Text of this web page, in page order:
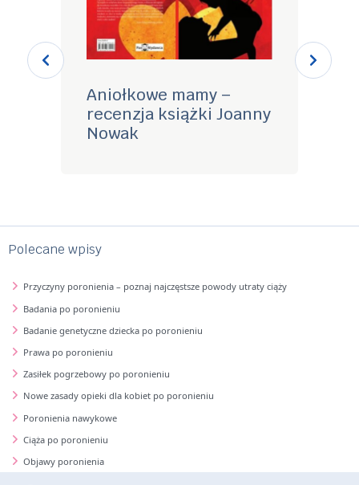
Aniołkowe mamy –
recenzja książki Joanny
Nowak
Polecane wpisy
Przyczyny poronienia – poznaj najczęstsze powody utraty ciąży
Badania po poronieniu
Badanie genetyczne dziecka po poronieniu
Prawa po poronieniu
Zasiłek pogrzebowy po poronieniu
Nowe zasady opieki dla kobiet po poronieniu
Poronienia nawykowe
Ciąża po poronieniu
Objawy poronienia